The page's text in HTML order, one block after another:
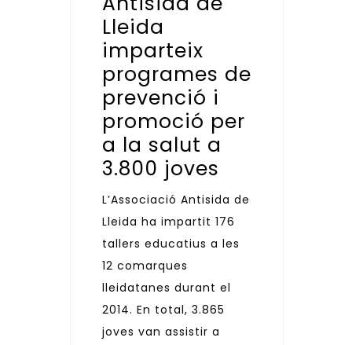
Lleida
imparteix
programes de
prevenció i
promoció per
a la salut a
3.800 joves
L’Associació Antisida de
Lleida ha impartit 176
tallers educatius a les
12 comarques
lleidatanes durant el
2014. En total, 3.865
joves van assistir a